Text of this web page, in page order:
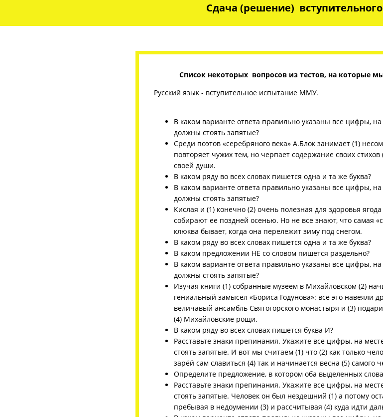
Сдача (решение) вступительного
Список некоторых вопросов из тестов, на которые
Русский язык - вступительное испытание ММУ.
В каком варианте ответа правильно указаны все цифры,
должны стоять запятые?
Среди поэтов «серебряного века» А.Блок занимает (1)
повторяет чужих тем, но черпает содержание своих
своей души.
В каком ряду во всех словах пишется одна и та же буква?
В каком варианте ответа правильно указаны все цифры,
должны стоять запятые?
Кислая и (1) конечно (2) очень полезная для здоровья
собирают ее поздней осенью. Но не все знают, что самая
клюква бывает, когда она перележит зиму под снегом.
В каком ряду во всех словах пишется одна и та же буква?
В каком предложении НЕ со словом пишется раздельно?
В каком варианте ответа правильно указаны все цифры,
должны стоять запятые?
Изучая книги (1) собранные музеем в Михайловском (2)
гениальный замысел «Бориса Годунова»: всё это навеяли
величавый ансамбль Святогорского монастыря и (3)
(4) Михайловские рощи.
В каком ряду во всех словах пишется буква И?
Расставьте знаки препинания. Укажите все цифры, на
стоять запятые. И вот мы считаем (1) что (2) как только
зарёй сам славиться (4) так и начинается весна (5) самого
Определите предложение, в котором оба выделенных
Расставьте знаки препинания. Укажите все цифры, на
стоять запятые. Человек он был нездешний (1) а потому
пребывая в недоумении (3) и рассчитывая (4) куда идти